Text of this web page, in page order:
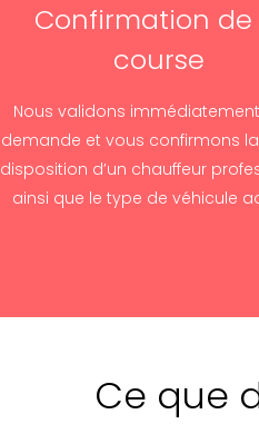
Confirmation de
course
Nous validons
demande et vous confirmons
disposition d’un chauffeur
ainsi que le type de véhicule
Ce que